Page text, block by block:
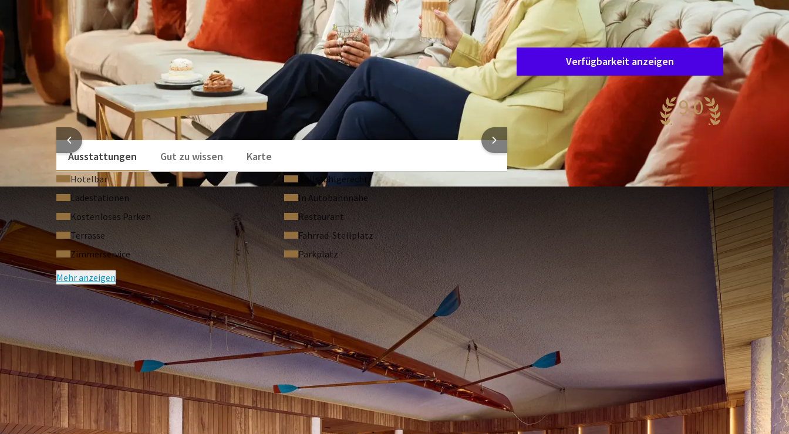
Aufenthaltsdauer
Wählen Sie Ihren Aufenthalt
Verfügbarkeit anzeigen
9,0
Beeindruckend
490 Bewertungen
HOTELINFORMATIONEN
Ausstattungen
Gut zu wissen Karte
Hotelbar
Rollstuhlgerecht
Ladestationen
In Autobahnnähe
Kostenloses Parken
Restaurant
Terrasse
Fahrrad-Stellplatz
Zimmerservice
Parkplatz
Mehr anzeigen
HÄUFIG GESTELLTE FRAGEN
Bedingungen des Arrangements
Der Preis beinhaltet nicht die Kurtaxe und die Gemeindesteuer von 3.00 € p.p.p.p.n.
Preis basiert auf zwei Personen pro Zimmer